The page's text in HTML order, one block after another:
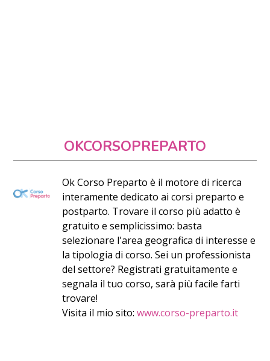
OKCORSOPREPARTO
Ok Corso Preparto è il motore di ricerca
interamente dedicato ai corsi preparto e
postparto. Trovare il corso più adatto è
gratuito e semplicissimo: basta
selezionare l'area geografica di interesse e
la tipologia di corso. Sei un professionista
del settore? Registrati gratuitamente e
segnala il tuo corso, sarà più facile farti
trovare!
Visita il mio sito:www.corso-preparto.it